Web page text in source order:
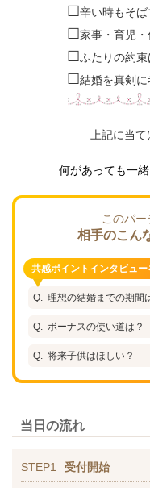
☐辛い時も
☐家事・育児
☐ふたりの約
☐結婚を真剣
上記に当
何があっても一
このパ
相手のこん
共感ポイントインタビュー
理想の結婚までの期間
ボーナスの使い道は？
将来子供はほしい？
当日の流れ
STEP1 受付開始